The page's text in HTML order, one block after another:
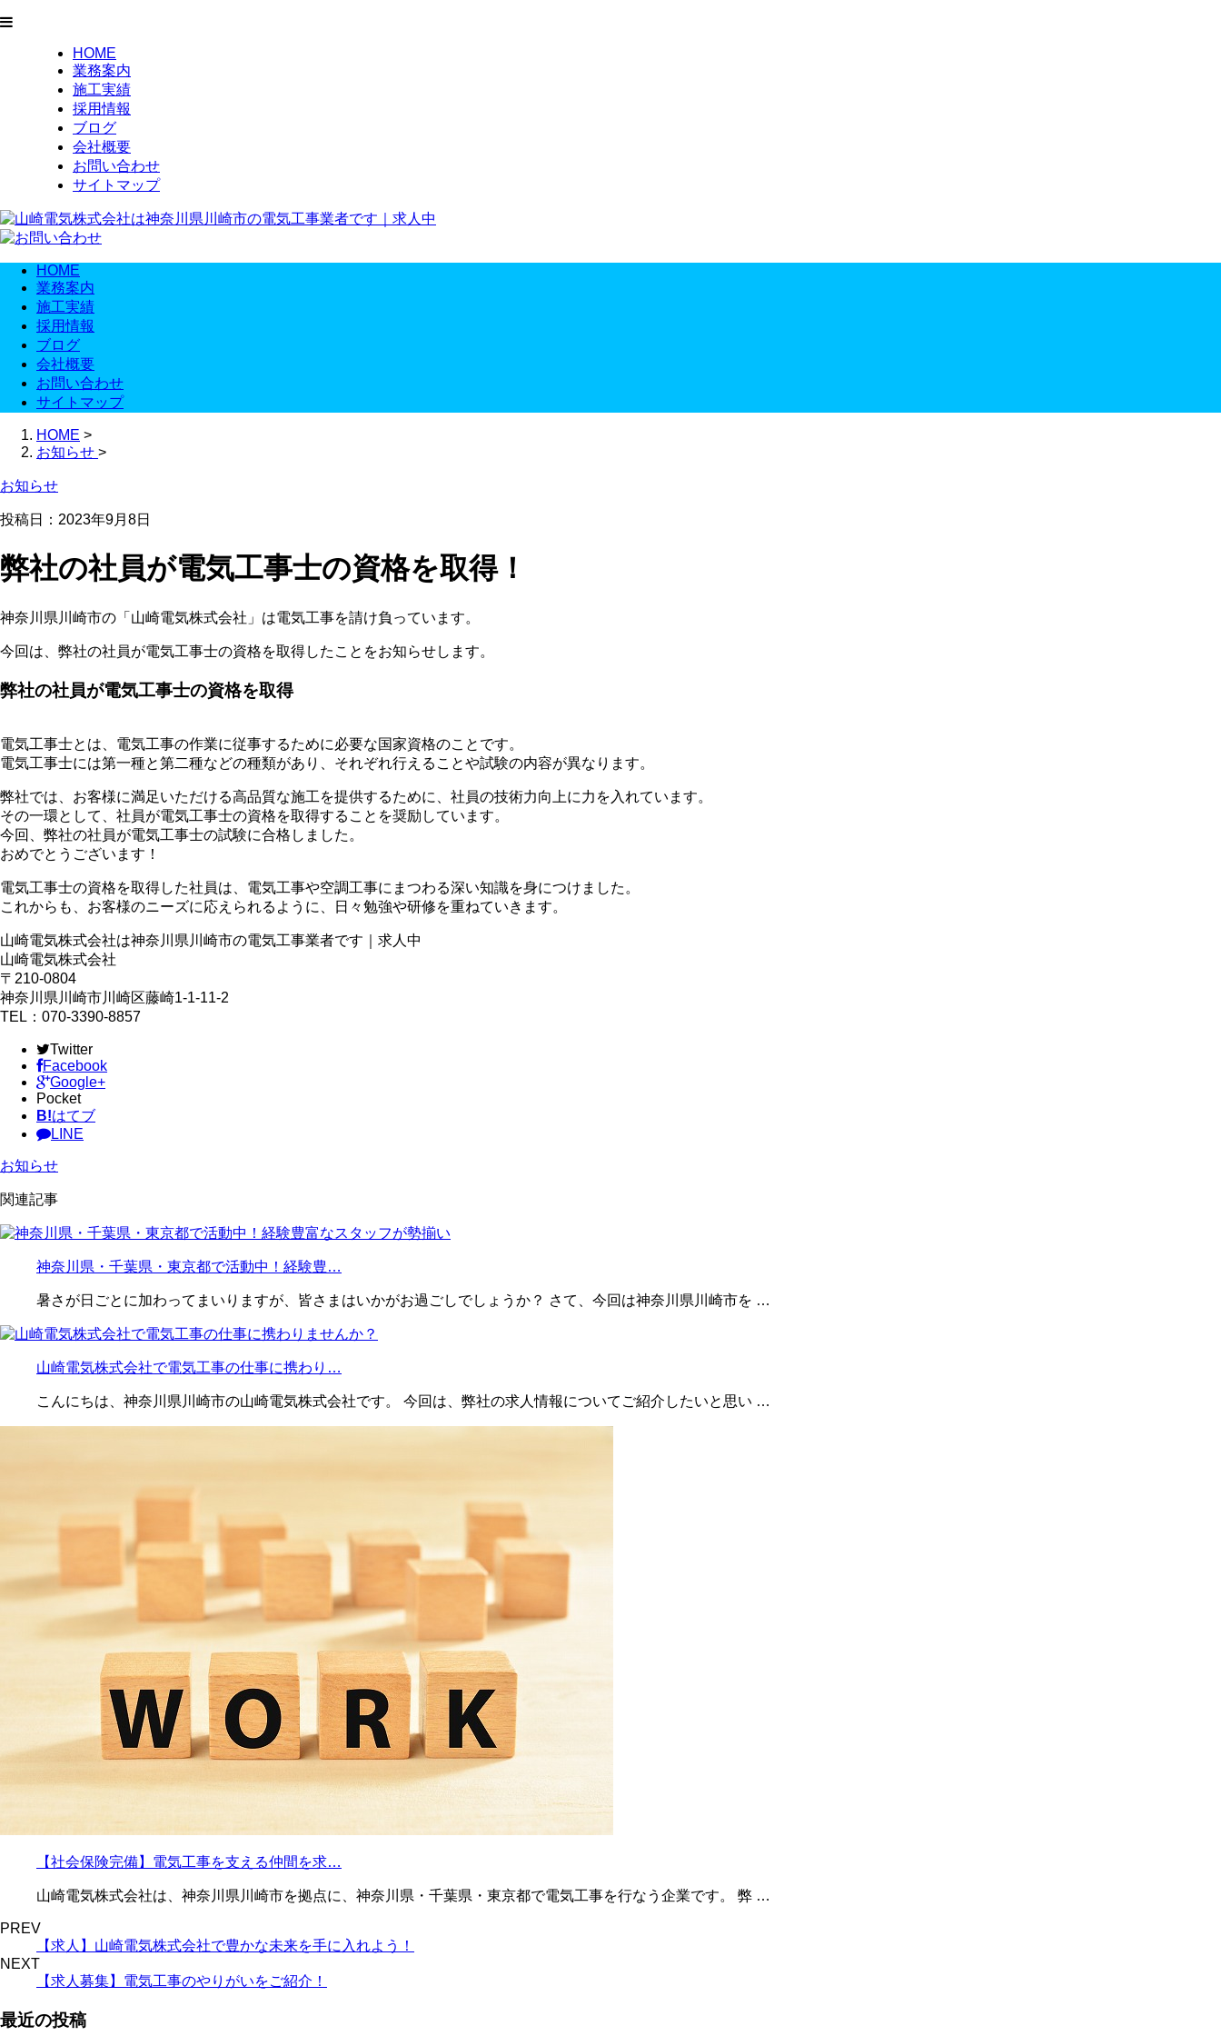
HOME
業務案内
施工実績
採用情報
ブログ
会社概要
お問い合わせ
サイトマップ
HOME
業務案内
施工実績
採用情報
ブログ
会社概要
お問い合わせ
サイトマップ
HOME >
お知らせ >
お知らせ
投稿日：2023年9月8日
弊社の社員が電気工事士の資格を取得！
神奈川県川崎市の「山崎電気株式会社」は電気工事を請け負っています。
今回は、弊社の社員が電気工事士の資格を取得したことをお知らせします。
弊社の社員が電気工事士の資格を取得
電気工事士とは、電気工事の作業に従事するために必要な国家資格のことです。
電気工事士には第一種と第二種などの種類があり、それぞれ行えることや試験の内容が異なります。
弊社では、お客様に満足いただける高品質な施工を提供するために、社員の技術力向上に力を入れています。
その一環として、社員が電気工事士の資格を取得することを奨励しています。
今回、弊社の社員が電気工事士の試験に合格しました。
おめでとうございます！
電気工事士の資格を取得した社員は、電気工事や空調工事にまつわる深い知識を身につけました。
これからも、お客様のニーズに応えられるように、日々勉強や研修を重ねていきます。
山崎電気株式会社は神奈川県川崎市の電気工事業者です｜求人中
山崎電気株式会社
〒210-0804
神奈川県川崎市川崎区藤崎1-1-11-2
TEL：070-3390-8857
Twitter
Facebook
Google+
Pocket
B!はてブ
LINE
お知らせ
関連記事
神奈川県・千葉県・東京都で活動中！経験豊…
暑さが日ごとに加わってまいりますが、皆さまはいかがお過ごしでしょうか？ さて、今回は神奈川県川崎市を …
山崎電気株式会社で電気工事の仕事に携わり…
こんにちは、神奈川県川崎市の山崎電気株式会社です。 今回は、弊社の求人情報についてご紹介したいと思い …
【社会保険完備】電気工事を支える仲間を求…
山崎電気株式会社は、神奈川県川崎市を拠点に、神奈川県・千葉県・東京都で電気工事を行なう企業です。 弊 …
PREV
【求人】山崎電気株式会社で豊かな未来を手に入れよう！
NEXT
【求人募集】電気工事のやりがいをご紹介！
最近の投稿